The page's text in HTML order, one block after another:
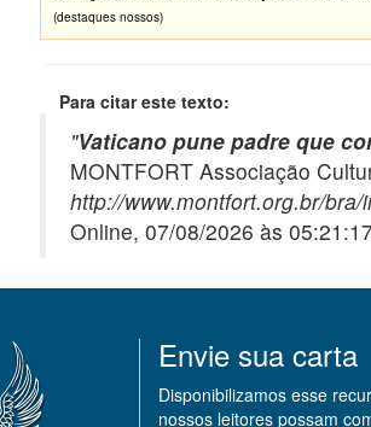
(destaques nossos)
Para citar este texto:
"Vaticano pune padre que
MONTFORT Associação
http://www.montfort.org.br/
Online, 07/08/2026 às
Envie sua carta
Disponibilizamos esse
nossos leitores possam